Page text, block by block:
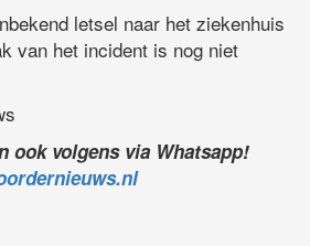
letsel naar het ziekenhuis
van het incident is nog niet
ook volgens via Whatsapp!